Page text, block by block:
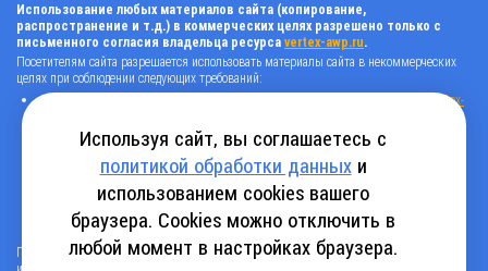
Использование любых материалов сайта (копирование,
распространение и т.д.) в коммерческих целях разрешено только с
письменного согласия владельца ресурса vertex-awp.ru.
Посетителям сайта разрешается использовать материалы сайта в некоммерческих
целях при соблюдении следующих требований:
поставить прямую активную гиперссылку на оригинал в виде: «источник
vertex-
системами, т.е. запрещено применять «noindex», «nofollow» и любые другие
способы, нельзя использовать редирект в ссылках;
все ссылки, имеющиеся в тексте материала, должны оставаться в неизменном
виде и быть прямыми и активными;
в случае регулярного использования материалов сайтаvertex-awp.ru
активная ссылка на ресурс должна быть размещена на главной странице вашего
сайта (в любом видимом месте).
Посетителям сайта разрешается копировать/скачивать только следующую
Используя сайт, вы соглашаетесь с
политикой обработки данныхи
использованием cookies вашего
браузера. Cookies можно отключить в
любой момент в настройках браузера.